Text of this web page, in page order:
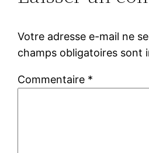
Votre adresse e-mail ne
champs obligatoires sont
Commentaire *